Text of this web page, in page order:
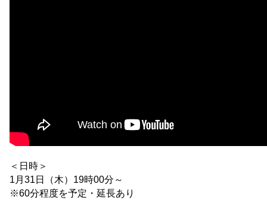
＜日時＞
1月31日（木）19時00分～
※60分程度を予定・延長あり